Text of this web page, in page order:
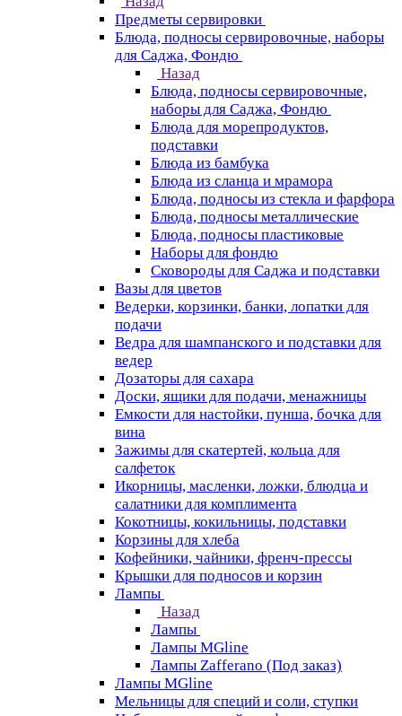
Предметы сервировки
Блюда, подносы сервировочные, наборы
для Саджа, Фондю
Назад
Блюда, подносы сервировочные,
наборы для Саджа, Фондю
Блюда для морепродуктов,
подставки
Блюда из бамбука
Блюда из сланца и мрамора
Блюда, подносы из стекла и фарфора
Блюда, подносы металлические
Блюда, подносы пластиковые
Наборы для фондю
Сковороды для Саджа и подставки
Вазы для цветов
Ведерки, корзинки, банки, лопатки для
подачи
Ведра для шампанского и подставки для
ведер
Дозаторы для сахара
Доски, ящики для подачи, менажницы
Емкости для настойки, пунша, бочка для
вина
Зажимы для скатертей, кольца для
салфеток
Икорницы, масленки, ложки, блюдца и
салатники для комплимента
Кокотницы, кокильницы, подставки
Корзины для хлеба
Кофейники, чайники, френч-прессы
Крышки для подносов и корзин
Лампы
Назад
Лампы
Лампы MGline
Лампы Zafferano (Под заказ)
Лампы MGline
Мельницы для специй и соли, ступки